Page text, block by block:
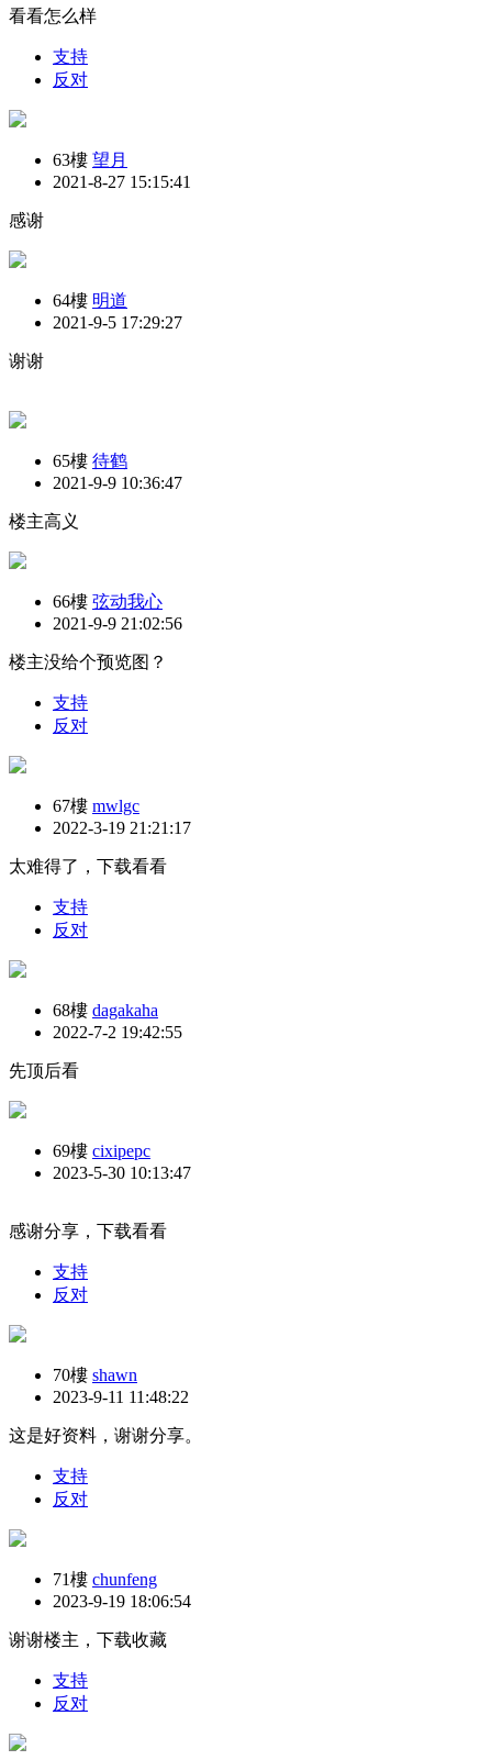
看看怎么样
支持
反对
63樓 望月
2021-8-27 15:15:41
感谢
64樓 明道
2021-9-5 17:29:27
谢谢
65樓 待鹤
2021-9-9 10:36:47
楼主高义
66樓 弦动我心
2021-9-9 21:02:56
楼主没给个预览图？
支持
反对
67樓 mwlgc
2022-3-19 21:21:17
太难得了，下载看看
支持
反对
68樓 dagakaha
2022-7-2 19:42:55
先顶后看
69樓 cixipepc
2023-5-30 10:13:47
感谢分享，下载看看
支持
反对
70樓 shawn
2023-9-11 11:48:22
这是好资料，谢谢分享。
支持
反对
71樓 chunfeng
2023-9-19 18:06:54
谢谢楼主，下载收藏
支持
反对